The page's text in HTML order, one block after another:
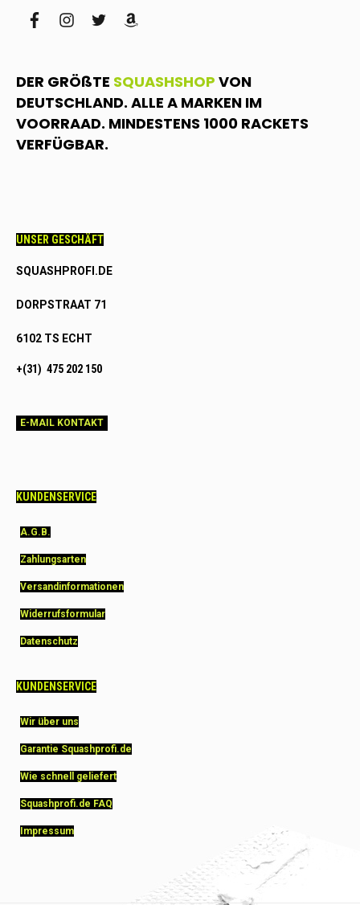
facebookinstagram
twitteramazon
DER GRÖßTE SQUASHSHOP VON
DEUTSCHLAND. ALLE A MARKEN IM
VOORRAAD. MINDESTENS 1000 RACKETS
VERFÜGBAR.
UNSER GESCHÄFT
SQUASHPROFI.DE
DORPSTRAAT 71
6102 TS ECHT
+(31) 475 202 150
E-MAIL KONTAKT
KUNDENSERVICE
A.G.B.
Zahlungsarten
Versandinformationen
Widerrufsformular
Datenschutz
KUNDENSERVICE
Wir über uns
Garantie Squashprofi.de
Wie schnell geliefert
Squashprofi.de FAQ
Impressum